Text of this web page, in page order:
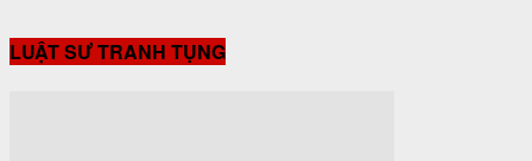
LUẬT SƯ TRANH TỤNG